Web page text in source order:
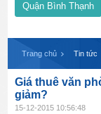
Quận Bình Thạnh
Trang chủ Tin tức
Giá thuê văn
giảm?
15-12-2015 10:56:48